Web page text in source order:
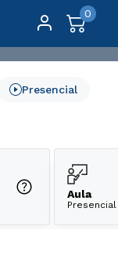
0
Presencial
Aula
Presencial